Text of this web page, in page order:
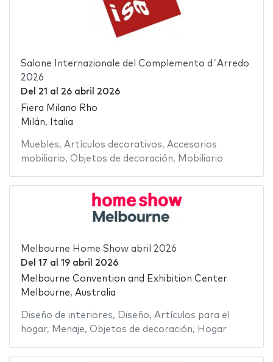
Salone Internazionale del Complemento d´Arredo
2026
Del 21 al 26 abril 2026
Fiera Milano Rho
Milán, Italia
Muebles, Artículos decorativos, Accesorios
mobiliario, Objetos de decoración, Mobiliario
Melbourne Home Show abril 2026
Del 17 al 19 abril 2026
Melbourne Convention and Exhibition Center
Melbourne, Australia
Diseño de interiores, Diseño, Artículos para el
hogar, Menaje, Objetos de decoración, Hogar